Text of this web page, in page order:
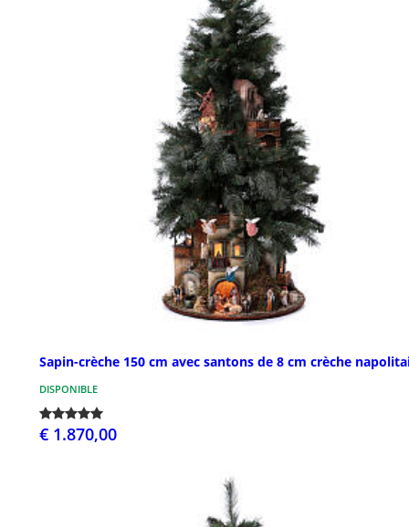
Sapin-crèche 150 cm avec santons de 8 cm crèche
DISPONIBLE
€ 1.870,00